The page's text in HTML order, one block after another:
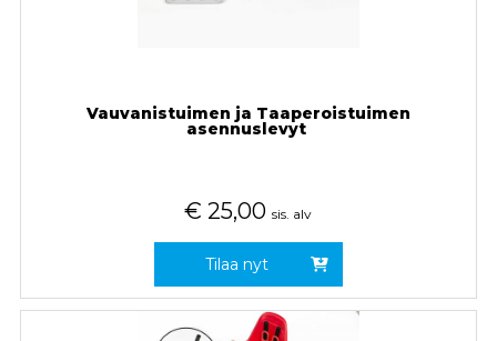
Vauvanistuimen ja Taaperoistuimen
asennuslevyt
€ 25,00 sis. alv
Tilaa nyt